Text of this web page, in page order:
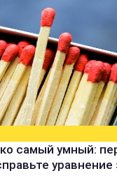
самый умный:
уравнение